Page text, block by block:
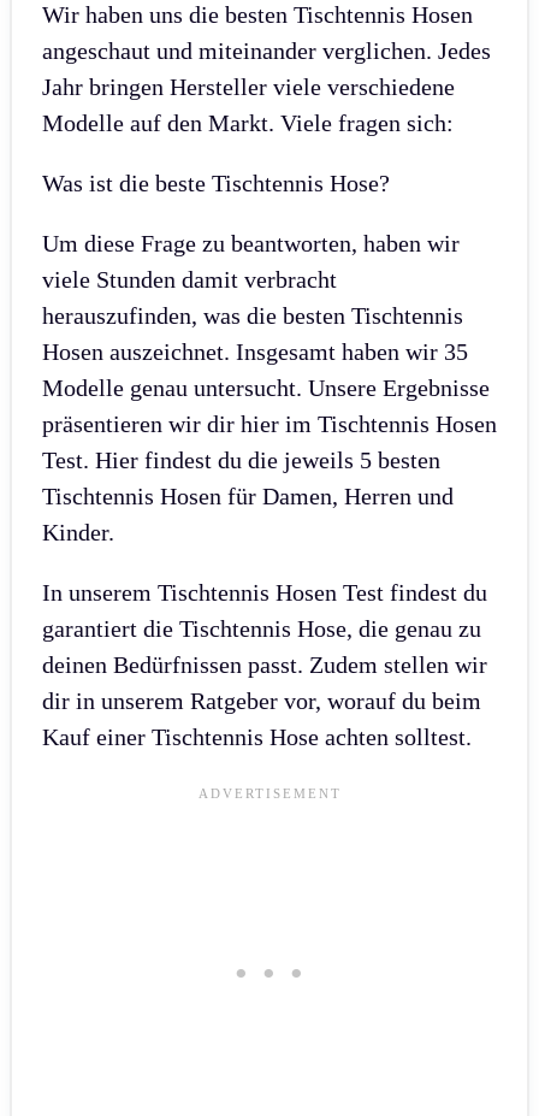
Wir haben uns die besten Tischtennis Hosen
angeschaut und miteinander verglichen. Jedes
Jahr bringen Hersteller viele verschiedene
Modelle auf den Markt. Viele fragen sich:
Was ist die beste Tischtennis Hose?
Um diese Frage zu beantworten, haben wir
viele Stunden damit verbracht
herauszufinden, was die besten Tischtennis
Hosen auszeichnet. Insgesamt haben wir 35
Modelle genau untersucht. Unsere Ergebnisse
präsentieren wir dir hier im Tischtennis Hosen
Test. Hier findest du die jeweils 5 besten
Tischtennis Hosen für Damen, Herren und
Kinder.
In unserem Tischtennis Hosen Test findest du
garantiert die Tischtennis Hose, die genau zu
deinen Bedürfnissen passt. Zudem stellen wir
dir in unserem Ratgeber vor, worauf du beim
Kauf einer Tischtennis Hose achten solltest.